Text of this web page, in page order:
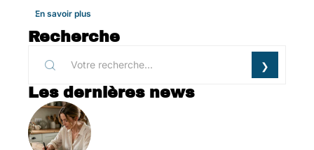
En savoir plus
Recherche
Les dernières news